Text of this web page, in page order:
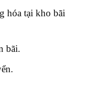
hóa tại kho bãi
bãi.